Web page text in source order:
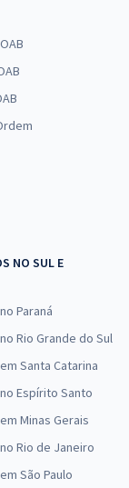
NO SUL E
Paraná
Rio Grande do Sul
Santa Catarina
Espírito Santo
Minas Gerais
Rio de Janeiro
São Paulo